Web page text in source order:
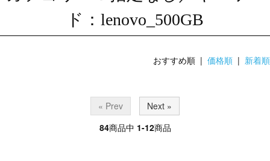
ド：lenovo_500GB
おすすめ順 | 価格順 | 新着順
« Prev
Next »
84商品中 1-12商品